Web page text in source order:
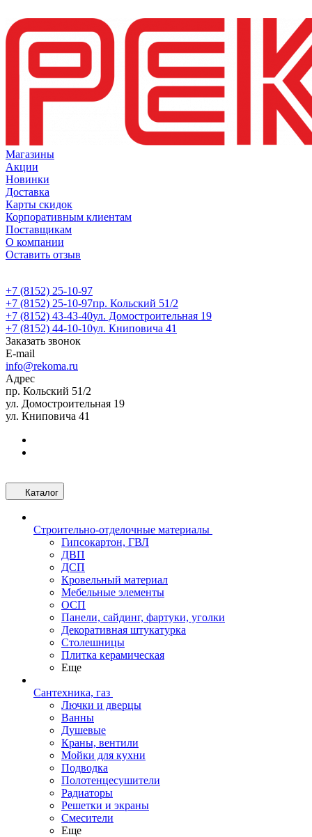
Магазины
Акции
Новинки
Доставка
Карты скидок
Корпоративным клиентам
Поставщикам
О компании
Оставить отзыв
+7 (8152) 25-10-97
+7 (8152) 25-10-97пр. Кольский 51/2
+7 (8152) 43-43-40ул. Домостроительная 19
+7 (8152) 44-10-10ул. Книповича 41
Заказать звонок
E-mail
info@rekoma.ru
Адрес
пр. Кольский 51/2
ул. Домостроительная 19
ул. Книповича 41
Каталог
Строительно-отделочные материалы
Гипсокартон, ГВЛ
ДВП
ДСП
Кровельный материал
Мебельные элементы
ОСП
Панели, сайдинг, фартуки, уголки
Декоративная штукатурка
Столешницы
Плитка керамическая
Еще
Сантехника, газ
Лючки и дверцы
Ванны
Душевые
Краны, вентили
Мойки для кухни
Подводка
Полотенцесушители
Радиаторы
Решетки и экраны
Смесители
Еще